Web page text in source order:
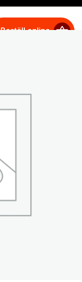
Beställ online